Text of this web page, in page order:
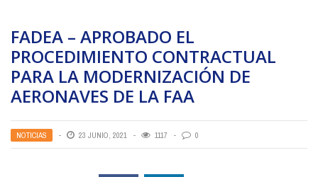
FADEA – APROBADO EL
PROCEDIMIENTO CONTRACTUAL
PARA LA MODERNIZACIÓN DE
AERONAVES DE LA FAA
NOTICIAS 23 JUNIO, 2021 1117 0